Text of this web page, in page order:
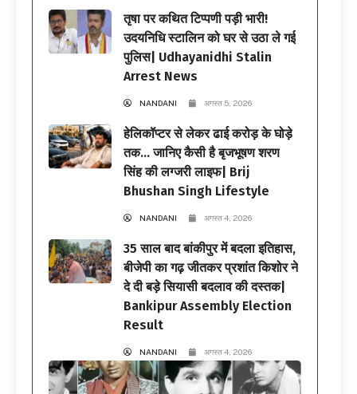
तृषा पर कथित टिप्पणी पड़ी भारी!
उदयनिधि स्टालिन को घर से उठा ले गई
पुलिस| Udhayanidhi Stalin
Arrest News
NANDANI अगस्त 5, 2026
हेलिकॉप्टर से लेकर ढाई करोड़ के घोड़े
तक… जानिए कैसी है बृजभूषण शरण
सिंह की लग्जरी लाइफ| Brij
Bhushan Singh Lifestyle
NANDANI अगस्त 4, 2026
35 साल बाद बांकीपुर में बदला इतिहास,
बीजेपी का गढ़ जीतकर प्रशांत किशोर ने
दे दी बड़े सियासी बदलाव की दस्तक|
Bankipur Assembly Election
Result
NANDANI अगस्त 4, 2026